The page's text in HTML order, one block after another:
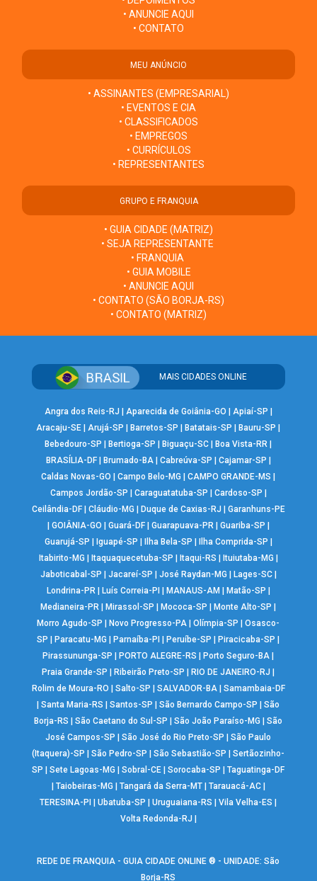
• ANUNCIE AQUI
• CONTATO
MEU ANÚNCIO
• ASSINANTES (EMPRESARIAL)
• EVENTOS E CIA
• CLASSIFICADOS
• EMPREGOS
• CURRÍCULOS
• REPRESENTANTES
GRUPO E FRANQUIA
• GUIA CIDADE (MATRIZ)
• SEJA REPRESENTANTE
• FRANQUIA
• GUIA MOBILE
• ANUNCIE AQUI
• CONTATO (SÃO BORJA-RS)
• CONTATO (MATRIZ)
MAIS CIDADES ONLINE
Angra dos Reis-RJ | Aparecida de Goiânia-GO | Apiaí-SP |
Aracaju-SE | Arujá-SP |Barretos-SP |Batatais-SP |Bauru-SP |
Bebedouro-SP |Bertioga-SP |Biguaçu-SC |Boa Vista-RR |
BRASÍLIA-DF| Brumado-BA| Cabreúva-SP | Cajamar-SP |
Caldas Novas-GO |Campo Belo-MG |CAMPO GRANDE-MS |
Campos Jordão-SP | Caraguatatuba-SP | Cardoso-SP |
Ceilândia-DF| Cláudio-MG | Duque de Caxias-RJ | Garanhuns-PE
| GOIÂNIA-GO | Guará-DF| Guarapuava-PR | Guariba-SP |
Guarujá-SP | Iguapé-SP | Ilha Bela-SP | Ilha Comprida-SP |
Itabirito-MG | Itaquaquecetuba-SP | Itaqui-RS | Ituiutaba-MG |
Jaboticabal-SP | Jacareí-SP | José Raydan-MG | Lages-SC|
Londrina-PR | Luís Correia-PI | MANAUS-AM | Matão-SP |
Medianeira-PR |Mirassol-SP |Mococa-SP |Monte Alto-SP |
Morro Agudo-SP |Novo Progresso-PA |Olímpia-SP |Osasco-
SP |Paracatu-MG |Parnaíba-PI |Peruíbe-SP |Piracicaba-SP |
Pirassununga-SP |PORTO ALEGRE-RS |Porto Seguro-BA |
Praia Grande-SP |Ribeirão Preto-SP |RIO DE JANEIRO-RJ |
Rolim de Moura-RO | Salto-SP | SALVADOR-BA| Samambaia-DF
|Santa Maria-RS |Santos-SP |São Bernardo Campo-SP |São
Borja-RS |São Caetano do Sul-SP |São João Paraíso-MG |São
José Campos-SP |São José do Rio Preto-SP |São Paulo
(Itaquera)-SP |São Pedro-SP |São Sebastião-SP |Sertãozinho-
SP |Sete Lagoas-MG |Sobral-CE |Sorocaba-SP |Taguatinga-DF
| Taiobeiras-MG | Tangará da Serra-MT| Tarauacá-AC|
TERESINA-PI |Ubatuba-SP |Uruguaiana-RS |Vila Velha-ES |
Volta Redonda-RJ |
REDE DE FRANQUIA - GUIA CIDADE ONLINE ® - UNIDADE: São
Borja-RS